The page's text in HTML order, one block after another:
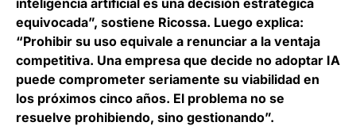
equivocada”, sostiene Ricossa. Luego explica:
“Prohibir su uso equivale a renunciar a la ventaja
competitiva. Una empresa que decide no adoptar IA
puede comprometer seriamente su viabilidad en
los próximos cinco años. El problema no se
resuelve prohibiendo, sino gestionando”.